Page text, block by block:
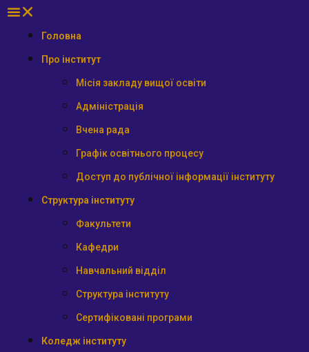
Головна
Про інститут
Місія закладу вищої освіти
Адміністрація
Вчена рада
Графік освітнього процесу
Доступ до публічної інформації інституту
Структура інституту
Факультети
Кафедри
Навчальний відділ
Структура інституту
Сертифіковані програми
Коледж інституту